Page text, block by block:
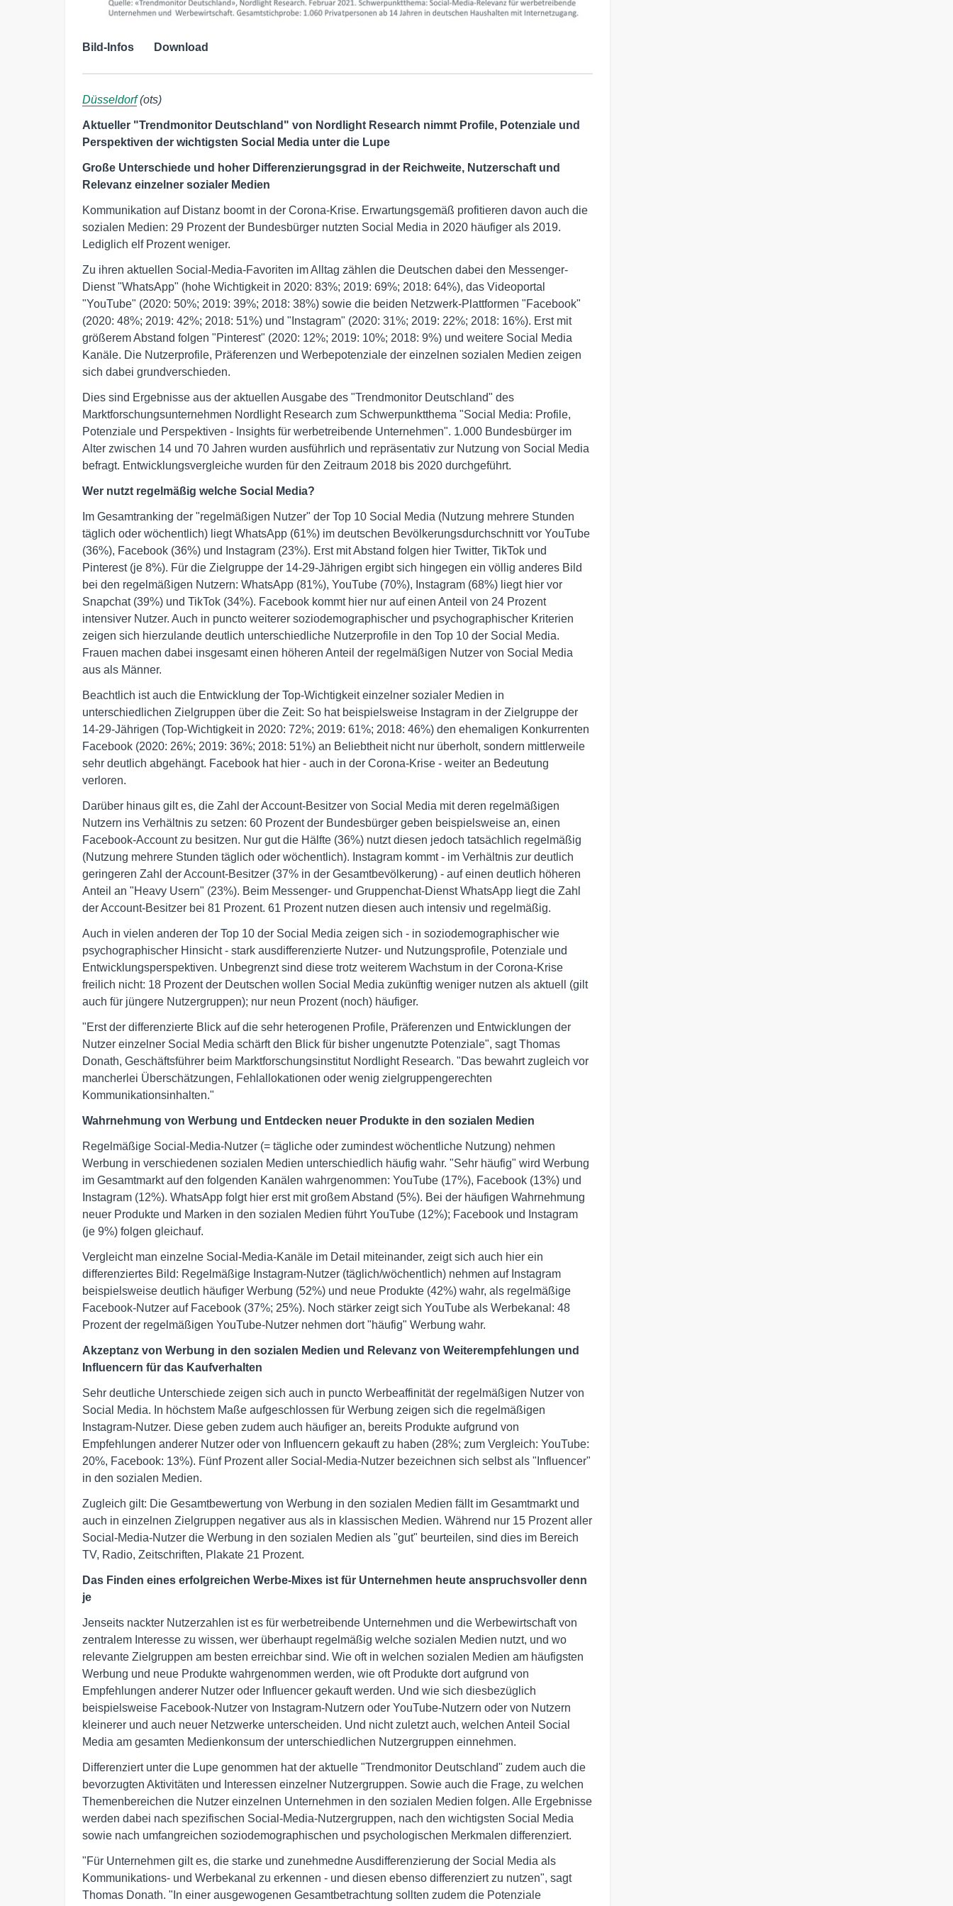
Bild-Infos Download
Düsseldorf(ots)
Aktueller "Trendmonitor Deutschland" von Nordlight Research nimmt Profile, Potenziale und
Perspektiven der wichtigsten Social Media unter die Lupe
Große Unterschiede und hoher Differenzierungsgrad in der Reichweite, Nutzerschaft und
Relevanz einzelner sozialer Medien
Kommunikation auf Distanz boomt in der Corona-Krise. Erwartungsgemäß profitieren davon auch die
sozialen Medien: 29 Prozent der Bundesbürger nutzten Social Media in 2020 häufiger als 2019.
Lediglich elf Prozent weniger.
Zu ihren aktuellen Social-Media-Favoriten im Alltag zählen die Deutschen dabei den Messenger-
Dienst "WhatsApp" (hohe Wichtigkeit in 2020: 83%; 2019: 69%; 2018: 64%), das Videoportal
"YouTube" (2020: 50%; 2019: 39%; 2018: 38%) sowie die beiden Netzwerk-Plattformen "Facebook"
(2020: 48%; 2019: 42%; 2018: 51%) und "Instagram" (2020: 31%; 2019: 22%; 2018: 16%). Erst mit
größerem Abstand folgen "Pinterest" (2020: 12%; 2019: 10%; 2018: 9%) und weitere Social Media
Kanäle. Die Nutzerprofile, Präferenzen und Werbepotenziale der einzelnen sozialen Medien zeigen
sich dabei grundverschieden.
Dies sind Ergebnisse aus der aktuellen Ausgabe des "Trendmonitor Deutschland" des
Marktforschungsunternehmen Nordlight Research zum Schwerpunktthema "Social Media: Profile,
Potenziale und Perspektiven - Insights für werbetreibende Unternehmen". 1.000 Bundesbürger im
Alter zwischen 14 und 70 Jahren wurden ausführlich und repräsentativ zur Nutzung von Social Media
befragt. Entwicklungsvergleiche wurden für den Zeitraum 2018 bis 2020 durchgeführt.
Wer nutzt regelmäßig welche Social Media?
Im Gesamtranking der "regelmäßigen Nutzer" der Top 10 Social Media (Nutzung mehrere Stunden
täglich oder wöchentlich) liegt WhatsApp (61%) im deutschen Bevölkerungsdurchschnitt vor YouTube
(36%), Facebook (36%) und Instagram (23%). Erst mit Abstand folgen hier Twitter, TikTok und
Pinterest (je 8%). Für die Zielgruppe der 14-29-Jährigen ergibt sich hingegen ein völlig anderes Bild
bei den regelmäßigen Nutzern: WhatsApp (81%), YouTube (70%), Instagram (68%) liegt hier vor
Snapchat (39%) und TikTok (34%). Facebook kommt hier nur auf einen Anteil von 24 Prozent
intensiver Nutzer. Auch in puncto weiterer soziodemographischer und psychographischer Kriterien
zeigen sich hierzulande deutlich unterschiedliche Nutzerprofile in den Top 10 der Social Media.
Frauen machen dabei insgesamt einen höheren Anteil der regelmäßigen Nutzer von Social Media
aus als Männer.
Beachtlich ist auch die Entwicklung der Top-Wichtigkeit einzelner sozialer Medien in
unterschiedlichen Zielgruppen über die Zeit: So hat beispielsweise Instagram in der Zielgruppe der
14-29-Jährigen (Top-Wichtigkeit in 2020: 72%; 2019: 61%; 2018: 46%) den ehemaligen Konkurrenten
Facebook (2020: 26%; 2019: 36%; 2018: 51%) an Beliebtheit nicht nur überholt, sondern mittlerweile
sehr deutlich abgehängt. Facebook hat hier - auch in der Corona-Krise - weiter an Bedeutung
verloren.
Darüber hinaus gilt es, die Zahl der Account-Besitzer von Social Media mit deren regelmäßigen
Nutzern ins Verhältnis zu setzen: 60 Prozent der Bundesbürger geben beispielsweise an, einen
Facebook-Account zu besitzen. Nur gut die Hälfte (36%) nutzt diesen jedoch tatsächlich regelmäßig
(Nutzung mehrere Stunden täglich oder wöchentlich). Instagram kommt - im Verhältnis zur deutlich
geringeren Zahl der Account-Besitzer (37% in der Gesamtbevölkerung) - auf einen deutlich höheren
Anteil an "Heavy Usern" (23%). Beim Messenger- und Gruppenchat-Dienst WhatsApp liegt die Zahl
der Account-Besitzer bei 81 Prozent. 61 Prozent nutzen diesen auch intensiv und regelmäßig.
Auch in vielen anderen der Top 10 der Social Media zeigen sich - in soziodemographischer wie
psychographischer Hinsicht - stark ausdifferenzierte Nutzer- und Nutzungsprofile, Potenziale und
Entwicklungsperspektiven. Unbegrenzt sind diese trotz weiterem Wachstum in der Corona-Krise
freilich nicht: 18 Prozent der Deutschen wollen Social Media zukünftig weniger nutzen als aktuell (gilt
auch für jüngere Nutzergruppen); nur neun Prozent (noch) häufiger.
"Erst der differenzierte Blick auf die sehr heterogenen Profile, Präferenzen und Entwicklungen der
Nutzer einzelner Social Media schärft den Blick für bisher ungenutzte Potenziale", sagt Thomas
Donath, Geschäftsführer beim Marktforschungsinstitut Nordlight Research. "Das bewahrt zugleich vor
mancherlei Überschätzungen, Fehlallokationen oder wenig zielgruppengerechten
Kommunikationsinhalten."
Wahrnehmung von Werbung und Entdecken neuer Produkte in den sozialen Medien
Regelmäßige Social-Media-Nutzer (= tägliche oder zumindest wöchentliche Nutzung) nehmen
Werbung in verschiedenen sozialen Medien unterschiedlich häufig wahr. "Sehr häufig" wird Werbung
im Gesamtmarkt auf den folgenden Kanälen wahrgenommen: YouTube (17%), Facebook (13%) und
Instagram (12%). WhatsApp folgt hier erst mit großem Abstand (5%). Bei der häufigen Wahrnehmung
neuer Produkte und Marken in den sozialen Medien führt YouTube (12%); Facebook und Instagram
(je 9%) folgen gleichauf.
Vergleicht man einzelne Social-Media-Kanäle im Detail miteinander, zeigt sich auch hier ein
differenziertes Bild: Regelmäßige Instagram-Nutzer (täglich/wöchentlich) nehmen auf Instagram
beispielsweise deutlich häufiger Werbung (52%) und neue Produkte (42%) wahr, als regelmäßige
Facebook-Nutzer auf Facebook (37%; 25%). Noch stärker zeigt sich YouTube als Werbekanal: 48
Prozent der regelmäßigen YouTube-Nutzer nehmen dort "häufig" Werbung wahr.
Akzeptanz von Werbung in den sozialen Medien und Relevanz von Weiterempfehlungen und
Influencern für das Kaufverhalten
Sehr deutliche Unterschiede zeigen sich auch in puncto Werbeaffinität der regelmäßigen Nutzer von
Social Media. In höchstem Maße aufgeschlossen für Werbung zeigen sich die regelmäßigen
Instagram-Nutzer. Diese geben zudem auch häufiger an, bereits Produkte aufgrund von
Empfehlungen anderer Nutzer oder von Influencern gekauft zu haben (28%; zum Vergleich: YouTube:
20%, Facebook: 13%). Fünf Prozent aller Social-Media-Nutzer bezeichnen sich selbst als "Influencer"
in den sozialen Medien.
Zugleich gilt: Die Gesamtbewertung von Werbung in den sozialen Medien fällt im Gesamtmarkt und
auch in einzelnen Zielgruppen negativer aus als in klassischen Medien. Während nur 15 Prozent aller
Social-Media-Nutzer die Werbung in den sozialen Medien als "gut" beurteilen, sind dies im Bereich
TV, Radio, Zeitschriften, Plakate 21 Prozent.
Das Finden eines erfolgreichen Werbe-Mixes ist für Unternehmen heute anspruchsvoller denn
je
Jenseits nackter Nutzerzahlen ist es für werbetreibende Unternehmen und die Werbewirtschaft von
zentralem Interesse zu wissen, wer überhaupt regelmäßig welche sozialen Medien nutzt, und wo
relevante Zielgruppen am besten erreichbar sind. Wie oft in welchen sozialen Medien am häufigsten
Werbung und neue Produkte wahrgenommen werden, wie oft Produkte dort aufgrund von
Empfehlungen anderer Nutzer oder Influencer gekauft werden. Und wie sich diesbezüglich
beispielsweise Facebook-Nutzer von Instagram-Nutzern oder YouTube-Nutzern oder von Nutzern
kleinerer und auch neuer Netzwerke unterscheiden. Und nicht zuletzt auch, welchen Anteil Social
Media am gesamten Medienkonsum der unterschiedlichen Nutzergruppen einnehmen.
Differenziert unter die Lupe genommen hat der aktuelle "Trendmonitor Deutschland" zudem auch die
bevorzugten Aktivitäten und Interessen einzelner Nutzergruppen. Sowie auch die Frage, zu welchen
Themenbereichen die Nutzer einzelnen Unternehmen in den sozialen Medien folgen. Alle Ergebnisse
werden dabei nach spezifischen Social-Media-Nutzergruppen, nach den wichtigsten Social Media
sowie nach umfangreichen soziodemographischen und psychologischen Merkmalen differenziert.
"Für Unternehmen gilt es, die starke und zunehmedne Ausdifferenzierung der Social Media als
Kommunikations- und Werbekanal zu erkennen - und diesen ebenso differenziert zu nutzen", sagt
Thomas Donath. "In einer ausgewogenen Gesamtbetrachtung sollten zudem die Potenziale